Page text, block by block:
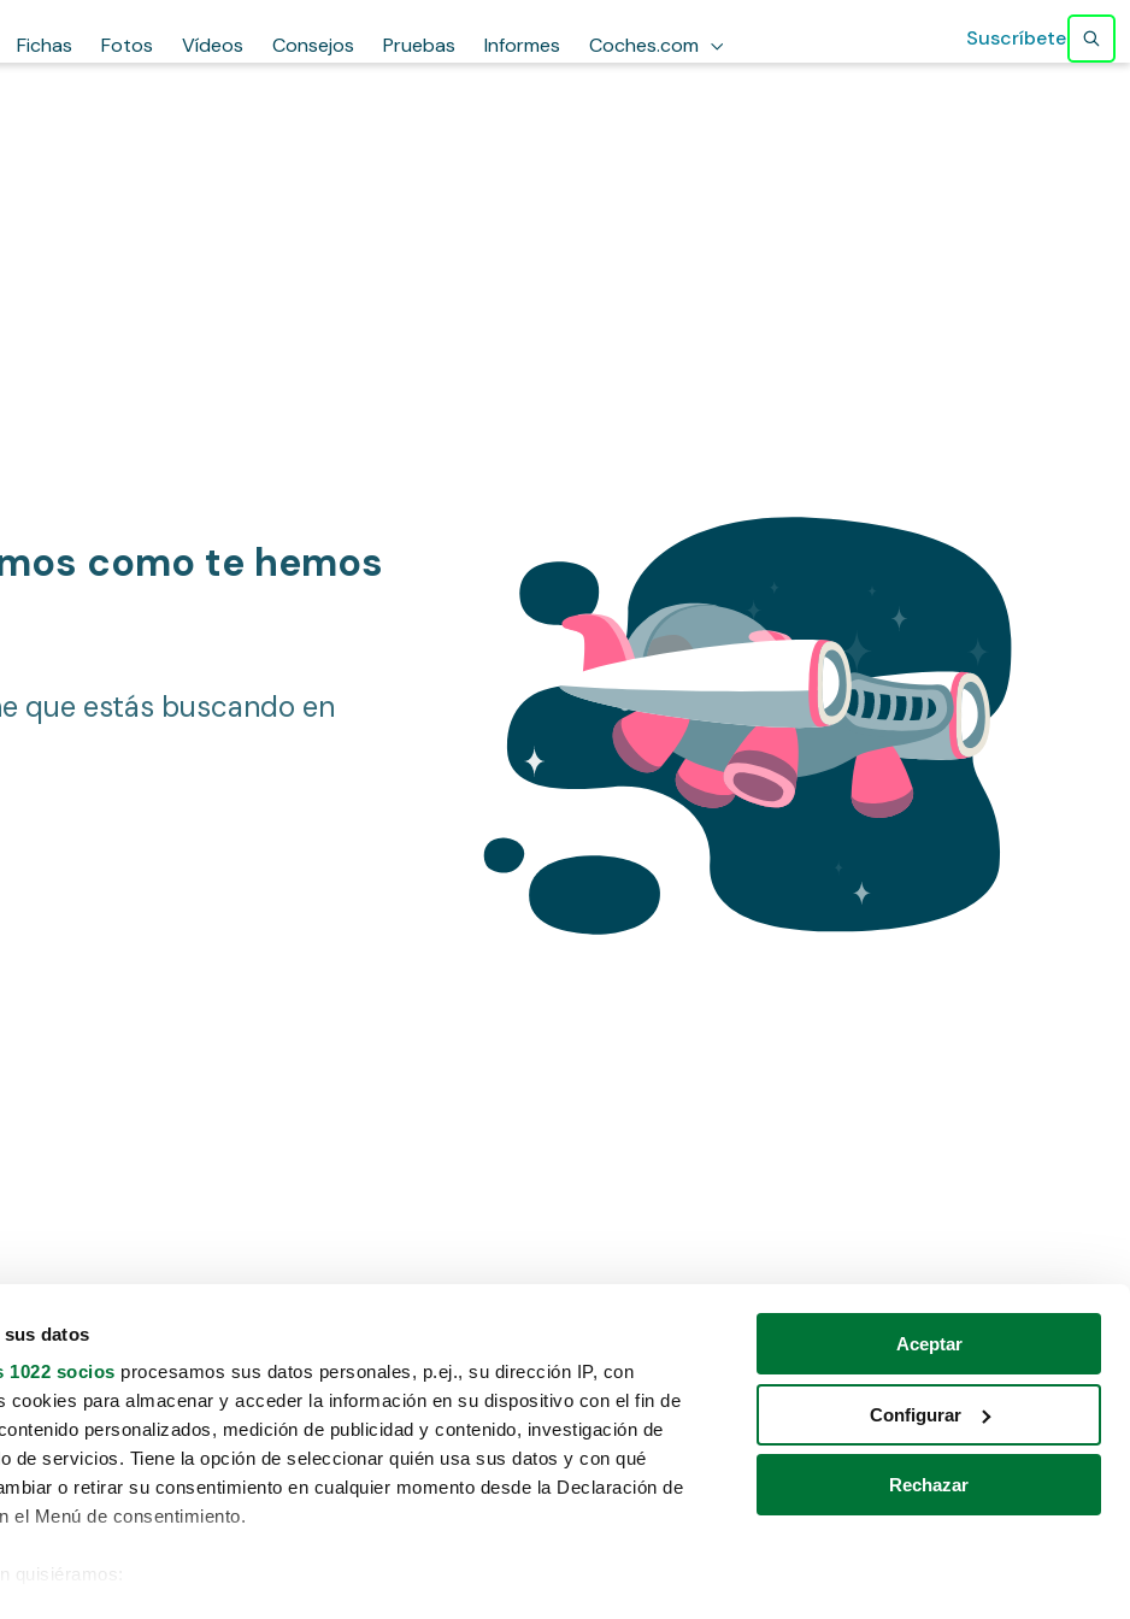
sus datos
1022 socios procesamos sus datos personales, p.ej., su dirección IP, con
cookies para almacenar y acceder la información en su dispositivo con el fin de
personalizados, medición de publicidad y contenido, investigación de
de servicios. Tiene la opción de seleccionar quién usa sus datos y con qué
o retirar su consentimiento en cualquier momento desde la Declaración de
el Menú de consentimiento.
quisiéramos:
Aceptar
Configurar
Rechazar
Fichas Fotos Vídeos Consejos Pruebas Informes Coches.com Suscríbete
como te hemos
que estás buscando en